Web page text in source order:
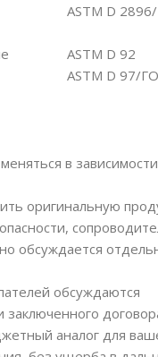
ASTM D
ASTM D 92
ASTM D 97/
в
оригинальную
обсуждается
обсуждаются
аналог для